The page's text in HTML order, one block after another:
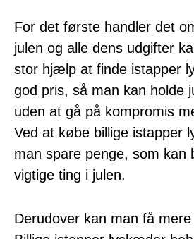
For det første handler det
julen og alle dens udgifter
stor hjælp at finde istapper
god pris, så man kan holde
uden at gå på kompromis
Ved at købe billige istapper
man spare penge, som kan
vigtige ting i julen.
Derudover kan man få